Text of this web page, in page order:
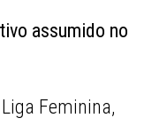
assumido no
Feminina,